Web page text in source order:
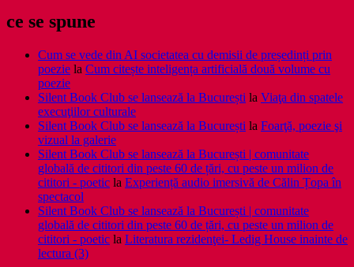
ce se spune
Cum se vede din AI societatea cu demisii de președinți prin
poezie la Cum citește inteligența artificială două volume cu
poezie
Silent Book Club se lansează la București la Viaţa din spatele
execuţiilor culturale
Silent Book Club se lansează la București la Foarţă, poezie şi
vizual la galerie
Silent Book Club se lansează la București | comunitate
globală de cititori din peste 60 de țări, cu peste un milion de
cititori - poetic la Experiență audio imersivă de Călin Țopa în
spectacol
Silent Book Club se lansează la București | comunitate
globală de cititori din peste 60 de țări, cu peste un milion de
cititori - poetic la Literatura rezidenţei- Ledig House inainte de
lectura (3)